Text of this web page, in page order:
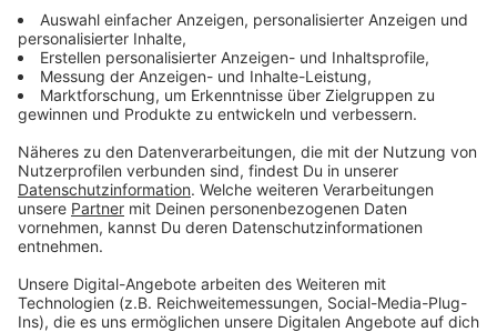
Anzeige
Naturgemäß sind Menschen faul. Weshalb ein wenig
Außerdem darf und sollte man sich auch belohnen.
Dazu sagt Ingo Froböse: "Man muss sich selber Ziele
setzen und man bleibt eben nur dann dabei, wenn man
so gewisse Ziele auch erreicht. Das Problem ist nur:
Wochen. Deswegen muss das Ziel nach etwa sechs
Wochen erreicht werden können". Das können